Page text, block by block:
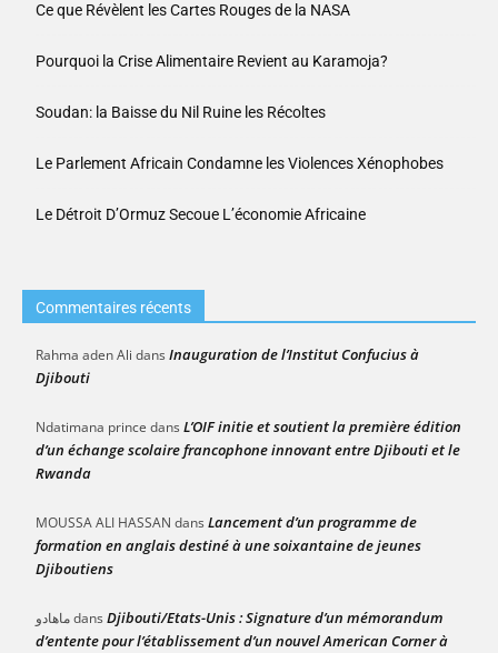
Ce que Révèlent les Cartes Rouges de la NASA
Pourquoi la Crise Alimentaire Revient au Karamoja?
Soudan: la Baisse du Nil Ruine les Récoltes
Le Parlement Africain Condamne les Violences Xénophobes
Le Détroit D’Ormuz Secoue L’économie Africaine
Commentaires récents
Rahma aden Ali dans Inauguration de l’Institut Confucius à
Djibouti
Ndatimana prince dans L’OIF initie et soutient la première édition
d’un échange scolaire francophone innovant entre Djibouti et le
Rwanda
MOUSSA ALI HASSAN dans Lancement d’un programme de
formation en anglais destiné à une soixantaine de jeunes
Djiboutiens
ماهادوdans Djibouti/Etats-Unis : Signature d’un mémorandum
d’entente pour l’établissement d’un nouvel American Corner à